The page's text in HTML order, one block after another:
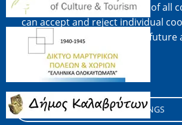
ALL", you consent to the use of all
can accept and reject individual
revoke your consent for the future
"Settings".
Cookie documentation
COOKIE SETTINGS
Image
Image